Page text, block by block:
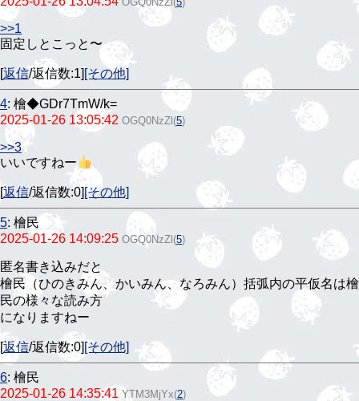
>>1
固定しとこっと〜
[返信/返信数:1] [その他]
4: 檜◆GDr7TmW/k=
2025-01-26 13:05:42 OGQ0NzZl (5)
>>3
いいですねー
[返信/返信数:0][その他]
5: 檜民
2025-01-26 14:09:25 OGQ0NzZl (5)
匿名書き込みだと
檜民（ひのきみん、かいみん、なろみん）括弧内の平仮名は檜
民の様々な読み方
になりますねー
[返信/返信数:0] [その他]
6: 檜民
2025-01-26 14:35:41 YTM3MjYx(2)